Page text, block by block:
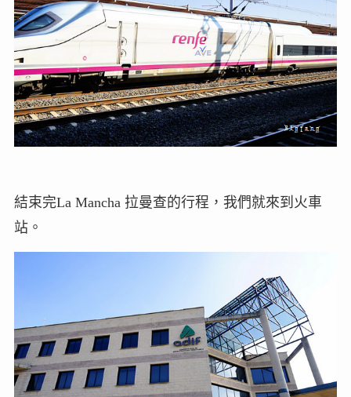
結束完La Mancha 拉曼查的行程，我們就來到火車
站。